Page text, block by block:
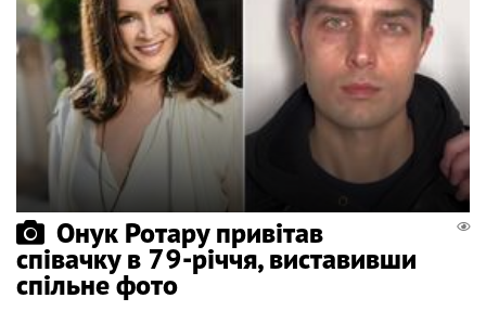
Онук Ротару привітав
співачку в 79-річчя, виставивши
спільне фото